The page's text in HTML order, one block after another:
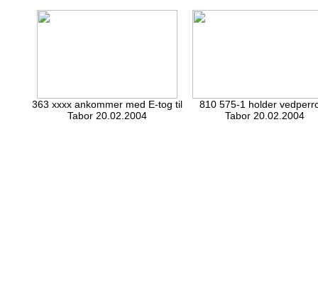
363 xxxx ankommer med E-tog til
Tabor 20.02.2004
810 575-1 holder
Tabor 20.02.2004